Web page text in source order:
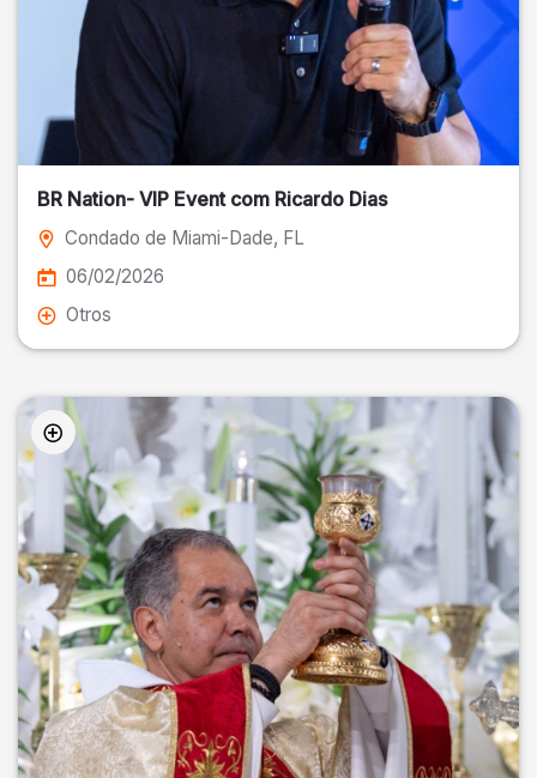
BR Nation- VIP Event com Ricardo Dias
Condado de Miami-Dade, FL
06/02/2026
Otros